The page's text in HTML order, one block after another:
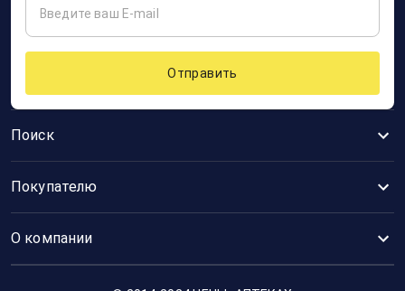
Поиск
Покупателю
О компании
Отправить